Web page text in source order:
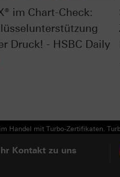
im Chart-Check:
Druck! - HSBC Daily
Handel mit Turbo-Zertifikaten.
Kontakt zu uns